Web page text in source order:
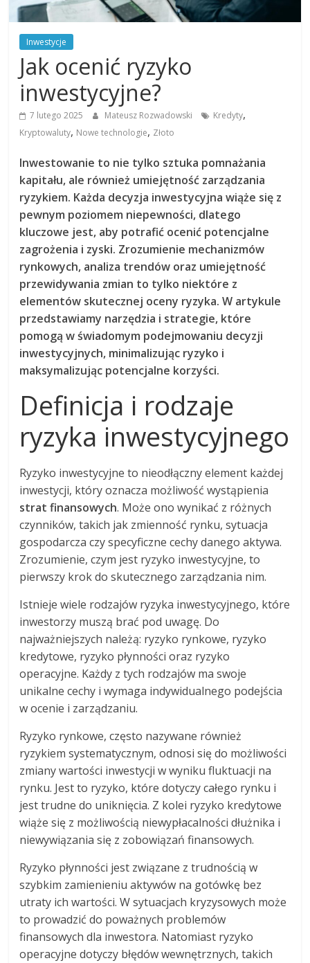
Inwestycje
Jak ocenić ryzyko
inwestycyjne?
7 lutego 2025 Mateusz Rozwadowski Kredyty,
Kryptowaluty, Nowe technologie, Złoto
Inwestowanie to nie tylko sztuka pomnażania
kapitału, ale również umiejętność zarządzania
ryzykiem. Każda decyzja inwestycyjna wiąże się z
pewnym poziomem niepewności, dlatego
kluczowe jest, aby potrafić ocenić potencjalne
zagrożenia i zyski. Zrozumienie mechanizmów
rynkowych, analiza trendów oraz umiejętność
przewidywania zmian to tylko niektóre z
elementów skutecznej oceny ryzyka. W artykule
przedstawiamy narzędzia i strategie, które
pomogą w świadomym podejmowaniu decyzji
inwestycyjnych, minimalizując ryzyko i
maksymalizując potencjalne korzyści.
Definicja i rodzaje
ryzyka inwestycyjnego
Ryzyko inwestycyjne to nieodłączny element każdej
inwestycji, który oznacza możliwość wystąpienia
strat finansowych. Może ono wynikać z różnych
czynników, takich jak zmienność rynku, sytuacja
gospodarcza czy specyficzne cechy danego aktywa.
Zrozumienie, czym jest ryzyko inwestycyjne, to
pierwszy krok do skutecznego zarządzania nim.
Istnieje wiele rodzajów ryzyka inwestycyjnego, które
inwestorzy muszą brać pod uwagę. Do
najważniejszych należą: ryzyko rynkowe, ryzyko
kredytowe, ryzyko płynności oraz ryzyko
operacyjne. Każdy z tych rodzajów ma swoje
unikalne cechy i wymaga indywidualnego podejścia
w ocenie i zarządzaniu.
Ryzyko rynkowe, często nazywane również
ryzykiem systematycznym, odnosi się do możliwości
zmiany wartości inwestycji w wyniku fluktuacji na
rynku. Jest to ryzyko, które dotyczy całego rynku i
jest trudne do uniknięcia. Z kolei ryzyko kredytowe
wiąże się z możliwością niewypłacalności dłużnika i
niewywiązania się z zobowiązań finansowych.
Ryzyko płynności jest związane z trudnością w
szybkim zamienieniu aktywów na gotówkę bez
utraty ich wartości. W sytuacjach kryzysowych może
to prowadzić do poważnych problemów
finansowych dla inwestora. Natomiast ryzyko
operacyjne dotyczy błędów wewnętrznych, takich